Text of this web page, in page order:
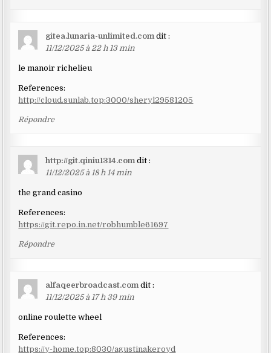
gitea.lunaria-unlimited.com dit :
11/12/2025 à 22 h 13 min
le manoir richelieu
References:
http://cloud.sunlab.top:3000/sheryl29581205
Répondre
http://git.qiniu1314.com dit :
11/12/2025 à 18 h 14 min
the grand casino
References:
https://git.repo.in.net/robhumble61697
Répondre
alfaqeerbroadcast.com dit :
11/12/2025 à 17 h 39 min
online roulette wheel
References:
https://y-home.top:8030/agustinakeroyd